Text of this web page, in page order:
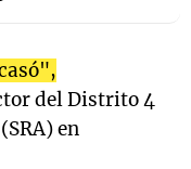
del Distrito 4
(SRA) en